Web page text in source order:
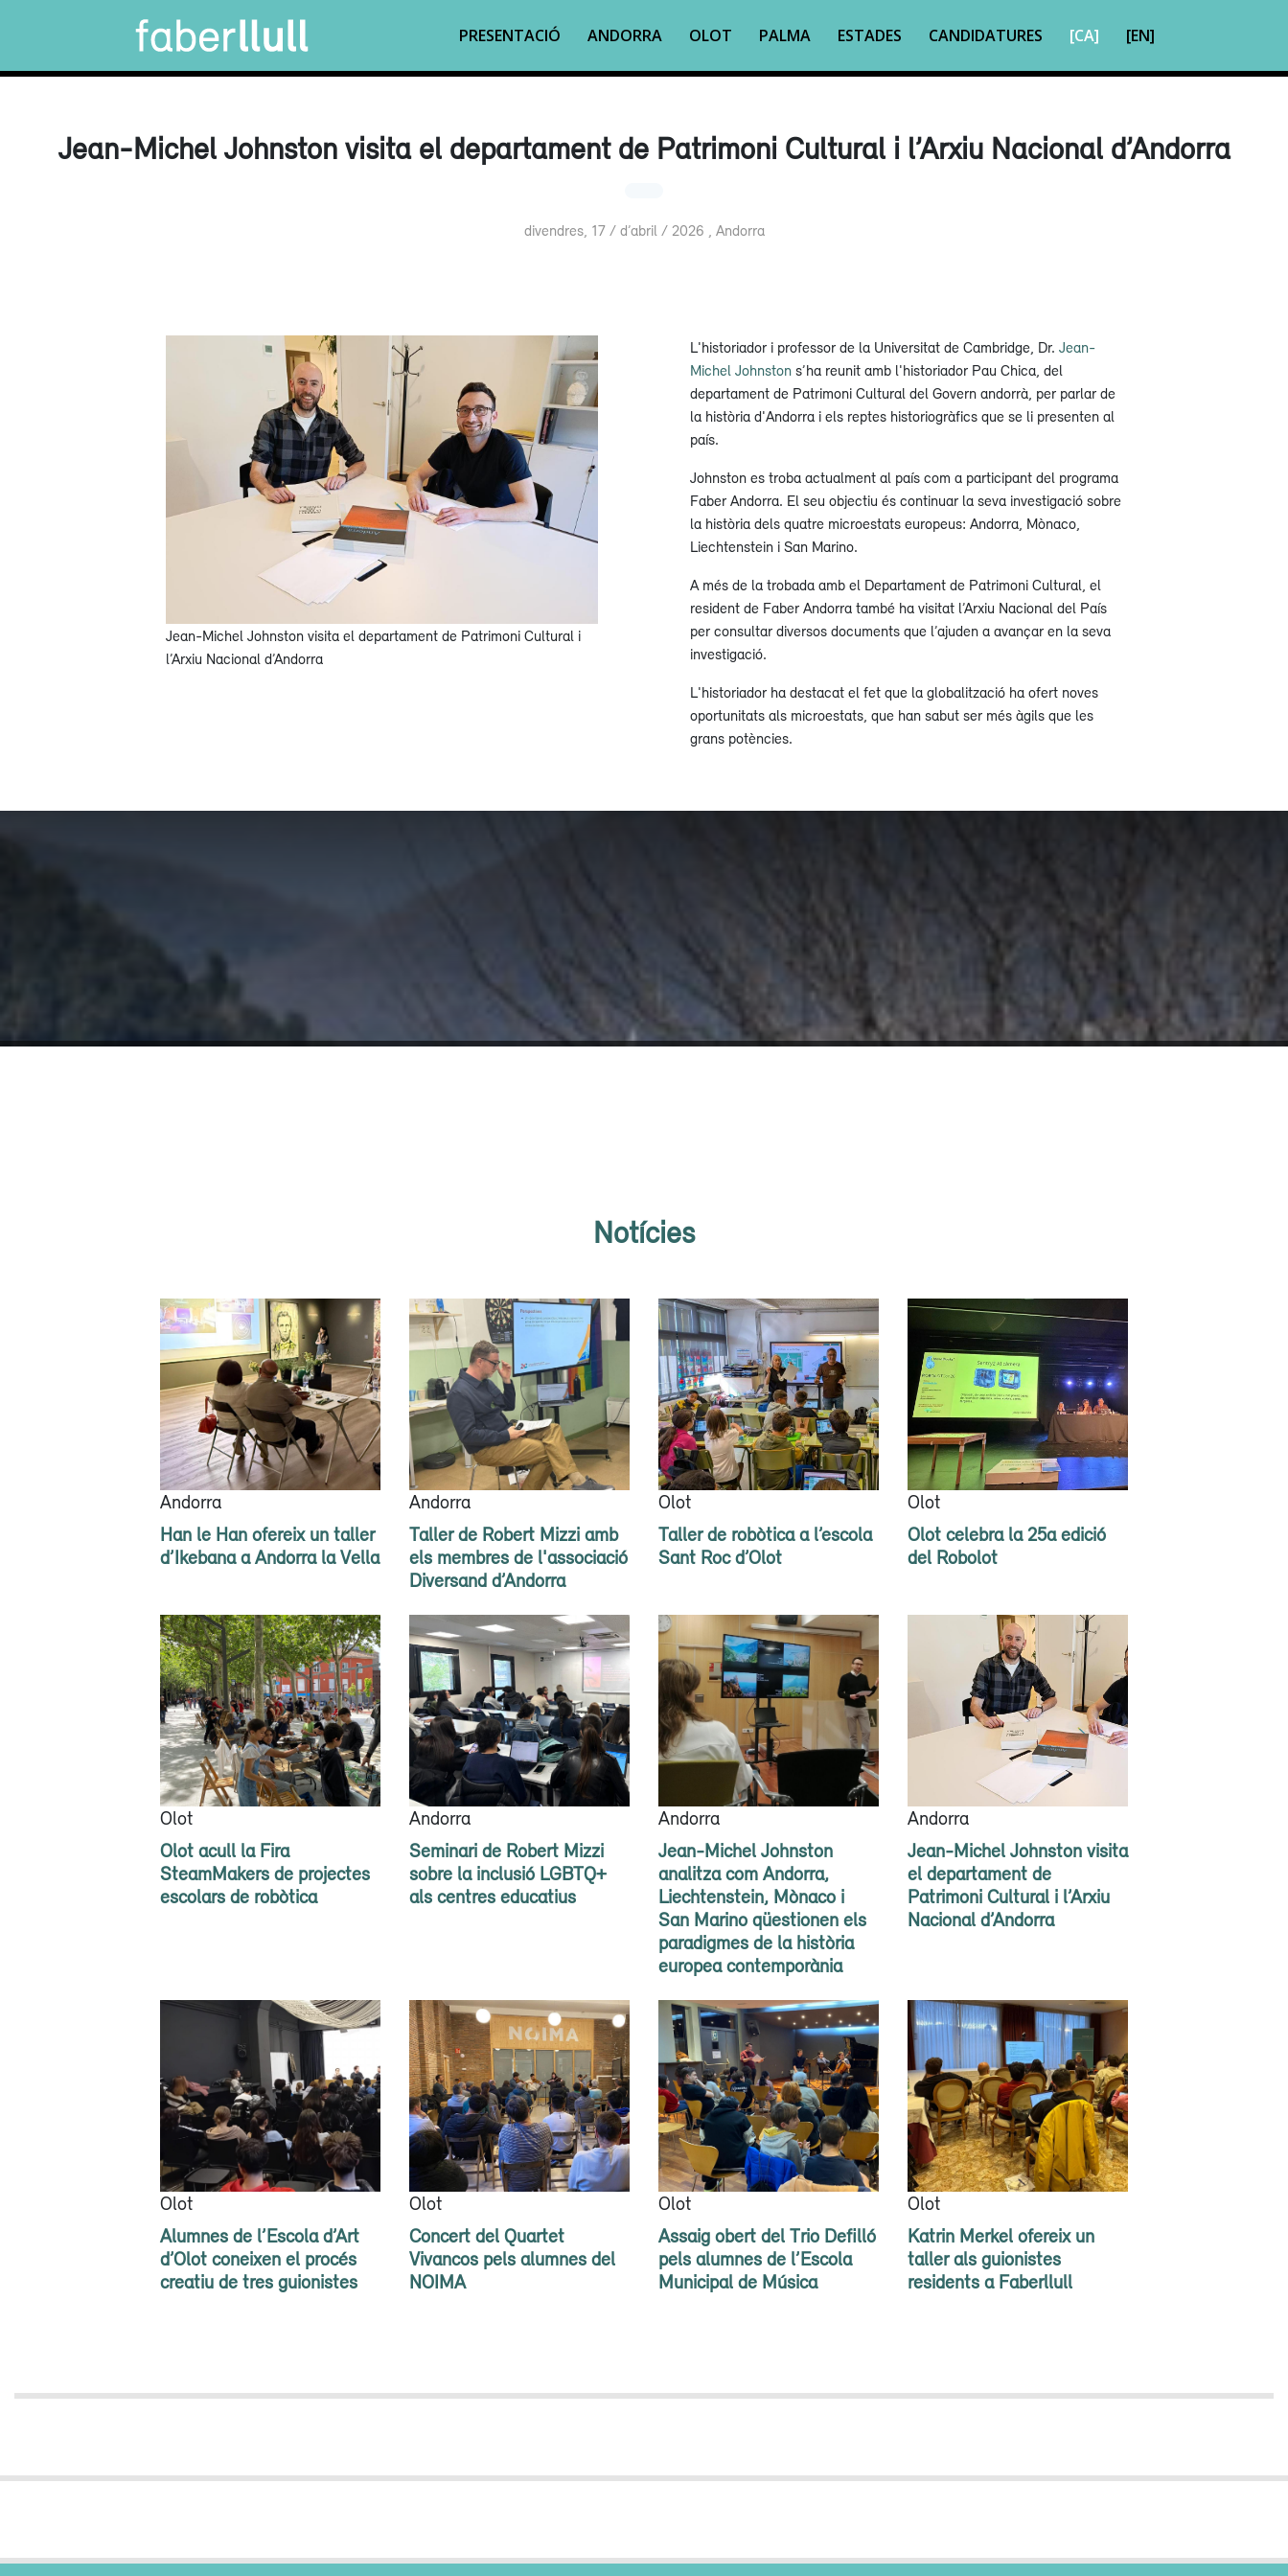
PRESENTACIÓ ANDORRA OLOT PALMA ESTADES CANDIDATURES [CA] [EN]
Jean-Michel Johnston visita el departament de Patrimoni Cultural i l’Arxiu Nacional d’Andorra
divendres, 17 / d’abril / 2026 , Andorra
Jean-Michel Johnston visita el departament de Patrimoni Cultural i
l’Arxiu Nacional d’Andorra
L'historiador i professor de la Universitat de Cambridge, Dr. Jean-
Michel Johnston s’ha reunit amb l'historiador Pau Chica, del
departament de Patrimoni Cultural del Govern andorrà, per parlar de
la història d'Andorra i els reptes historiogràfics que se li presenten al
país.
Johnston es troba actualment al país com a participant del programa
Faber Andorra. El seu objectiu és continuar la seva investigació sobre
la història dels quatre microestats europeus: Andorra, Mònaco,
Liechtenstein i San Marino.
A més de la trobada amb el Departament de Patrimoni Cultural, el
resident de Faber Andorra també ha visitat l’Arxiu Nacional del País
per consultar diversos documents que l’ajuden a avançar en la seva
investigació.
L'historiador ha destacat el fet que la globalització ha ofert noves
oportunitats als microestats, que han sabut ser més àgils que les
grans potències.
Notícies
Andorra
Han le Han ofereix un taller
d’Ikebana a Andorra la Vella
Andorra
Taller de Robert Mizzi amb
els membres de l'associació
Diversand d’Andorra
Olot
Taller de robòtica a l’escola
Sant Roc d’Olot
Olot
Olot celebra la 25a edició
del Robolot
Olot
Olot acull la Fira
SteamMakers de projectes
escolars de robòtica
Andorra
Seminari de Robert Mizzi
sobre la inclusió LGBTQ+
als centres educatius
Andorra
Jean-Michel Johnston
analitza com Andorra,
Liechtenstein, Mònaco i
San Marino qüestionen els
paradigmes de la història
europea contemporània
Andorra
Jean-Michel Johnston visita
el departament de
Patrimoni Cultural i l’Arxiu
Nacional d’Andorra
Olot
Alumnes de l’Escola d’Art
d’Olot coneixen el procés
creatiu de tres guionistes
Olot
Concert del Quartet
Vivancos pels alumnes del
NOIMA
Olot
Assaig obert del Trio Defilló
pels alumnes de l’Escola
Municipal de Música
Olot
Katrin Merkel ofereix un
taller als guionistes
residents a Faberllull